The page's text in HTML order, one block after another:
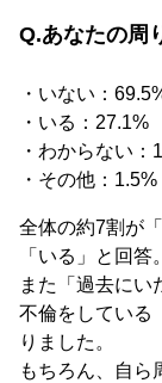
Q.あなたの周
・いない：
・いる：27.1%
・わからない：
・その他：1.5%
全体の約7割が
「いる」と回答。
また「過去にい
不倫をしている
りました。
もちろん、自ら